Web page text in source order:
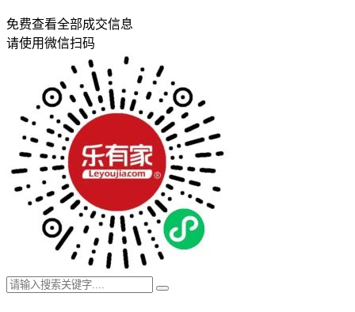
免费查看全部成交信息
请使用微信扫码